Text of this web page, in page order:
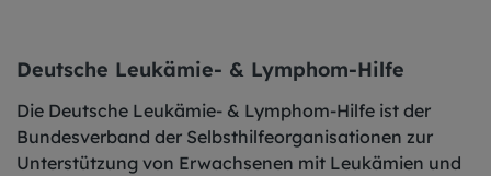
Deutsche Leukämie- & Lymphom-Hilfe
Die Deutsche Leukämie- & Lymphom-Hilfe ist der
Bundesverband der Selbsthilfeorganisationen zur
Unterstützung von Erwachsenen mit Leukämien und